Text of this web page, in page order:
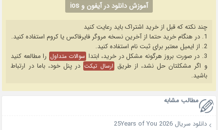
آموزش دانلود در آیفون و ios
چند نکته که قبل از خرید اشتراک باید رعایت کنید
1. در هنگام خرید حتما از آخرین نسخه مروگر فایرفاکس یا کروم استفاده کنید.
2. از ایمیل معتبر برای ثبت نام استفاده کنید.
3. در صورت بروز هرگونه مشکل در خرید، ابتدا
سوالات متداول را مطالعه کنید
و اگر مشکلتان حل نشد، از طریق ارسال تیکت در پنل خود، باما در ارتباط
باشید.
مطالب مشابه
دانلود سریال 25Years of You 2026